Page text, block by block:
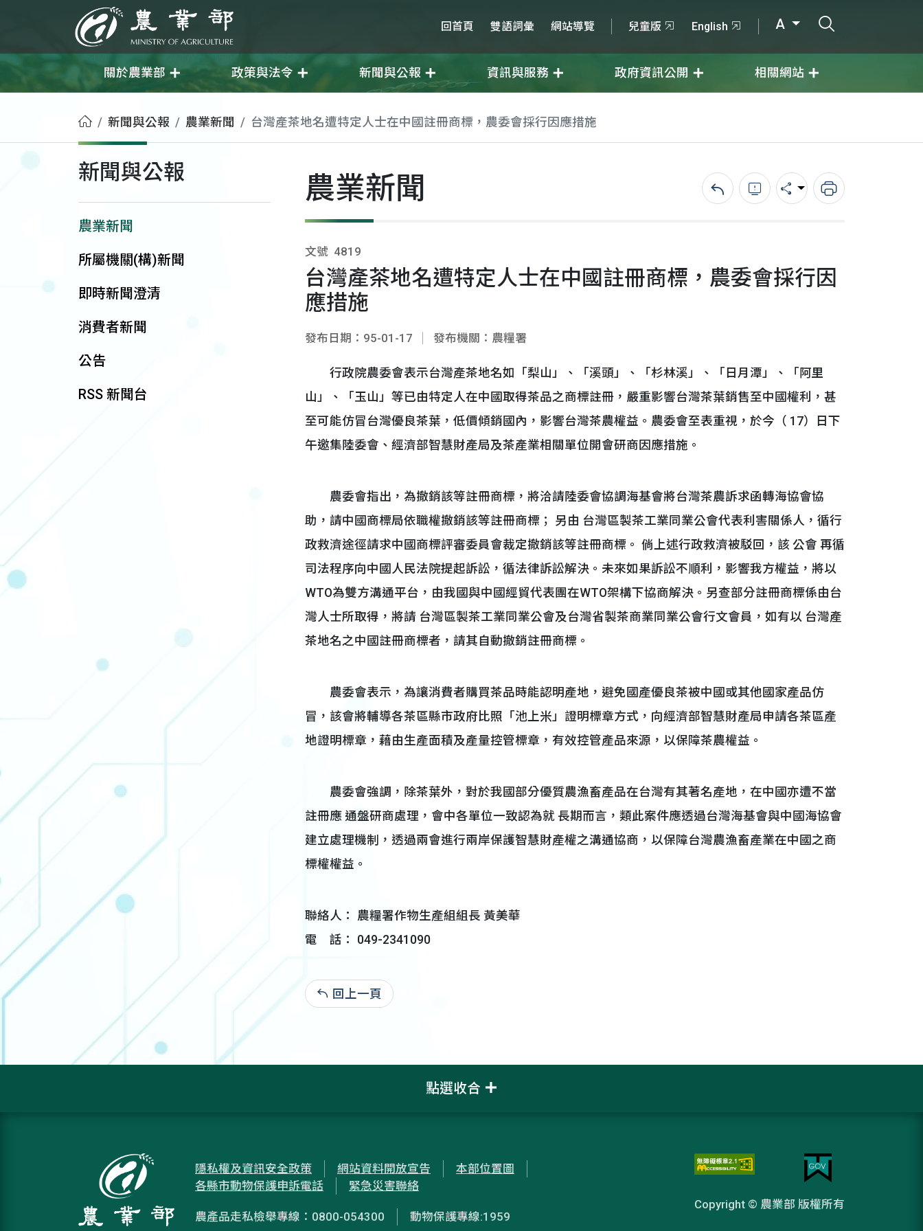
農業部 回首頁 雙語詞彙 網站導覽 兒童版 English A
關於農業部 政策與法令 新聞與公報 資訊與服務 政府資訊公開 相關網站
首頁新聞與公報 農業新聞 台灣產茶地名遭特定人士在中國註冊商標，農委會採行因應措施
新聞與公報
農業新聞
所屬機關(構)新聞
即時新聞澄清
消費者新聞
公告
RSS 新聞台
農業新聞 回上一頁錯誤回報分享 列印
文號 4819
台灣產茶地名遭特定人士在中國註冊商標，農委會採行因
應措施
發布日期：95-01-17 發布機關：農糧署
行政院農委會表示台灣產茶地名如「梨山」、「溪頭」、「杉林溪」、「日月潭」、「阿里
山」、「玉山」等已由特定人在中國取得茶品之商標註冊，嚴重影響台灣茶葉銷售至中國權利，甚
至可能仿冒台灣優良茶葉，低價傾銷國內，影響台灣茶農權益。農委會至表重視，於今（ 17）日下
午邀集陸委會、經濟部智慧財產局及茶產業相關單位開會研商因應措施。
農委會指出，為撤銷該等註冊商標，將洽請陸委會協調海基會將台灣茶農訴求函轉海協會協
助，請中國商標局依職權撤銷該等註冊商標； 另由 台灣區製茶工業同業公會代表利害關係人，循行
政救濟途徑請求中國商標評審委員會裁定撤銷該等註冊商標。 倘上述行政救濟被駁回，該 公會 再循
司法程序向中國人民法院提起訴訟，循法律訴訟解決。未來如果訴訟不順利，影響我方權益，將以
WTO為雙方溝通平台，由我國與中國經貿代表團在WTO架構下協商解決。另查部分註冊商標係由台
灣人士所取得，將請 台灣區製茶工業同業公會及台灣省製茶商業同業公會行文會員，如有以 台灣產
茶地名之中國註冊商標者，請其自動撤銷註冊商標。
農委會表示，為讓消費者購買茶品時能認明產地，避免國產優良茶被中國或其他國家產品仿
冒，該會將輔導各茶區縣市政府比照「池上米」證明標章方式，向經濟部智慧財產局申請各茶區產
地證明標章，藉由生產面積及產量控管標章，有效控管產品來源，以保障茶農權益。
農委會強調，除茶葉外，對於我國部分優質農漁畜產品在台灣有其著名產地，在中國亦遭不當
註冊應 通盤研商處理，會中各單位一致認為就 長期而言，類此案件應透過台灣海基會與中國海協會
建立處理機制，透過兩會進行兩岸保護智慧財產權之溝通協商，以保障台灣農漁畜產業在中國之商
標權權益。
聯絡人： 農糧署作物生產組組長 黃美華
電 話： 049-2341090
回上一頁
點選收合
隱私權及資訊安全政策 網站資料開放宣告
本部位置圖
各縣市動物保護申訴電話
緊急災害聯絡
農產品走私檢舉專線：0800-054300 動物保護專線:1959
Copyright © 農業部 版權所有